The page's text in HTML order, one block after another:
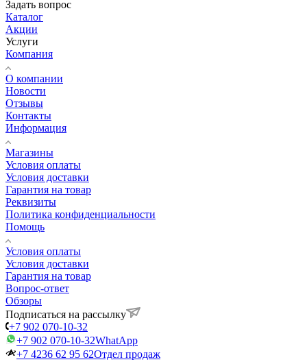
Задать вопрос
Каталог
Акции
Услуги
Компания
О компании
Новости
Отзывы
Контакты
Информация
Магазины
Условия оплаты
Условия доставки
Гарантия на товар
Реквизиты
Политика конфиденциальности
Помощь
Условия оплаты
Условия доставки
Гарантия на товар
Вопрос-ответ
Обзоры
Подписаться на рассылку
+7 902 070-10-32
+7 902 070-10-32WhatApp
+7 4236 62 95 62Отдел продаж